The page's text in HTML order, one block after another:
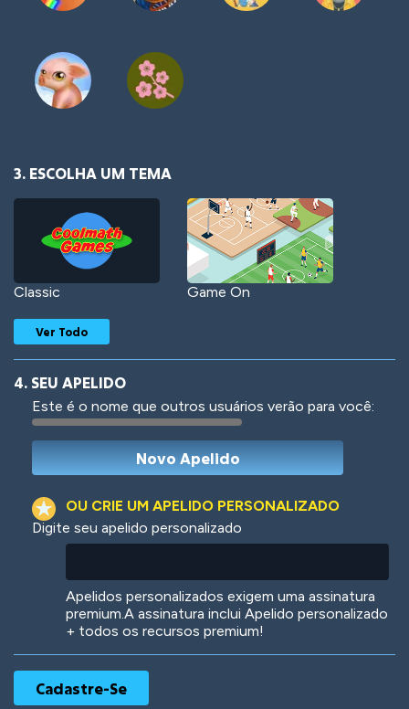
3. ESCOLHA UM TEMA
Classic Game On
Woof Jungle Cats
Ver Todo
4. SEU APELIDO
Este é o nome que outros usuários verão para você:
OU CRIE UM APELIDO PERSONALIZADO
Digite seu apelido personalizado
Apelidos personalizados exigem uma assinatura
premium.A assinatura inclui Apelido personalizado
+ todos os recursos premium!